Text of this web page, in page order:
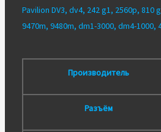
Pavilion DV3, dv4, 242 g1, 2560p, 810
9470m, 9480m, dm1-3000, dm4-1000,
Производитель
Разъём